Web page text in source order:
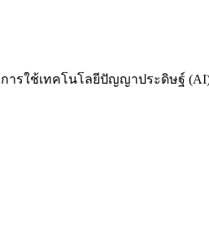
รใช้เทคโนโลยีปัญญาประดิษฐ์